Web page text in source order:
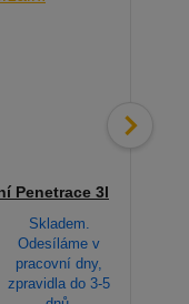
Penetrace 3l
Skladem.
Odesíláme v
pracovní dny,
zpravidla do 3-5